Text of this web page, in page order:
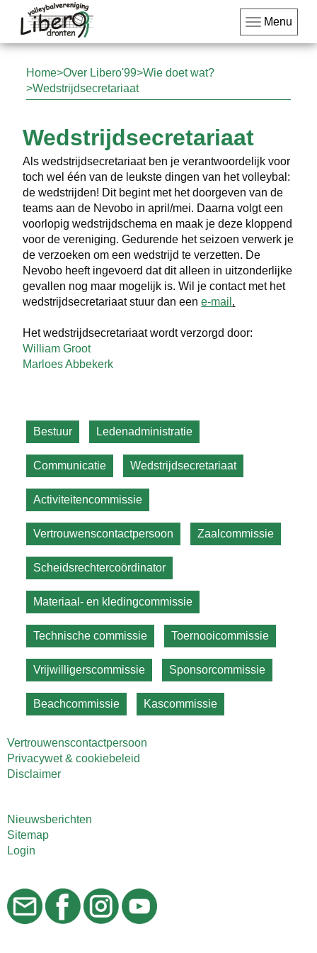
Menu
Home Over Libero'99 Wie doet wat?
Wedstrijdsecretariaat
Wedstrijdsecretariaat
Als wedstrijdsecretariaat ben je verantwoordelijk voor
toch wel één van de leukste dingen van het volleybal:
de wedstrijden! Dit begint met het doorgeven van de
teams aan de Nevobo in april/mei. Daarna volgt een
voorlopig wedstrijdschema en maak je deze kloppend
voor de vereniging. Gedurende het seizoen verwerk je
de verzoeken om een wedstrijd te verzetten. De
Nevobo heeft ingevoerd dat dit alleen in uitzonderlijke
gevallen nog maar mogelijk is. Wil je contact met het
wedstrijdsecretariaat stuur dan eene-mail .
Het wedstrijdsecretariaat wordt verzorgd door:
William Groot
Marloes Abbekerk
Bestuur Ledenadministratie
Communicatie Wedstrijdsecretariaat
Activiteitencommissie
Vertrouwenscontactpersoon Zaalcommissie
Scheidsrechtercoördinator
Materiaal- en kledingcommissie
Technische commissie Toernooicommissie
Vrijwilligerscommissie Sponsorcommissie
Beachcommissie Kascommissie
Vertrouwenscontactpersoon
Privacywet & cookiebeleid
Disclaimer
Nieuwsberichten
Sitemap
Login